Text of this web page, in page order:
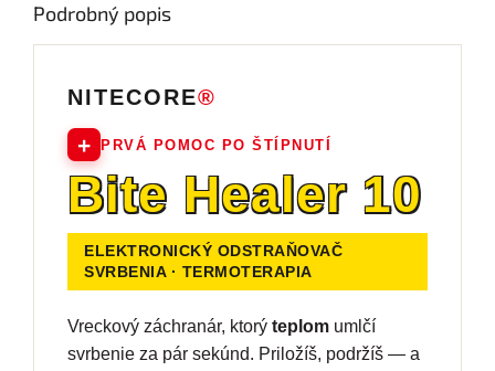
Podrobný popis
NITECORE®
+ PRVÁ POMOC PO ŠTÍPNUTÍ
Bite Healer 10
ELEKTRONICKÝ ODSTRAŇOVAČ
SVRBENIA · TERMOTERAPIA
Vreckový záchranár, ktorý teplom umlčí
svrbenie za pár sekúnd. Priložíš, podržíš — a